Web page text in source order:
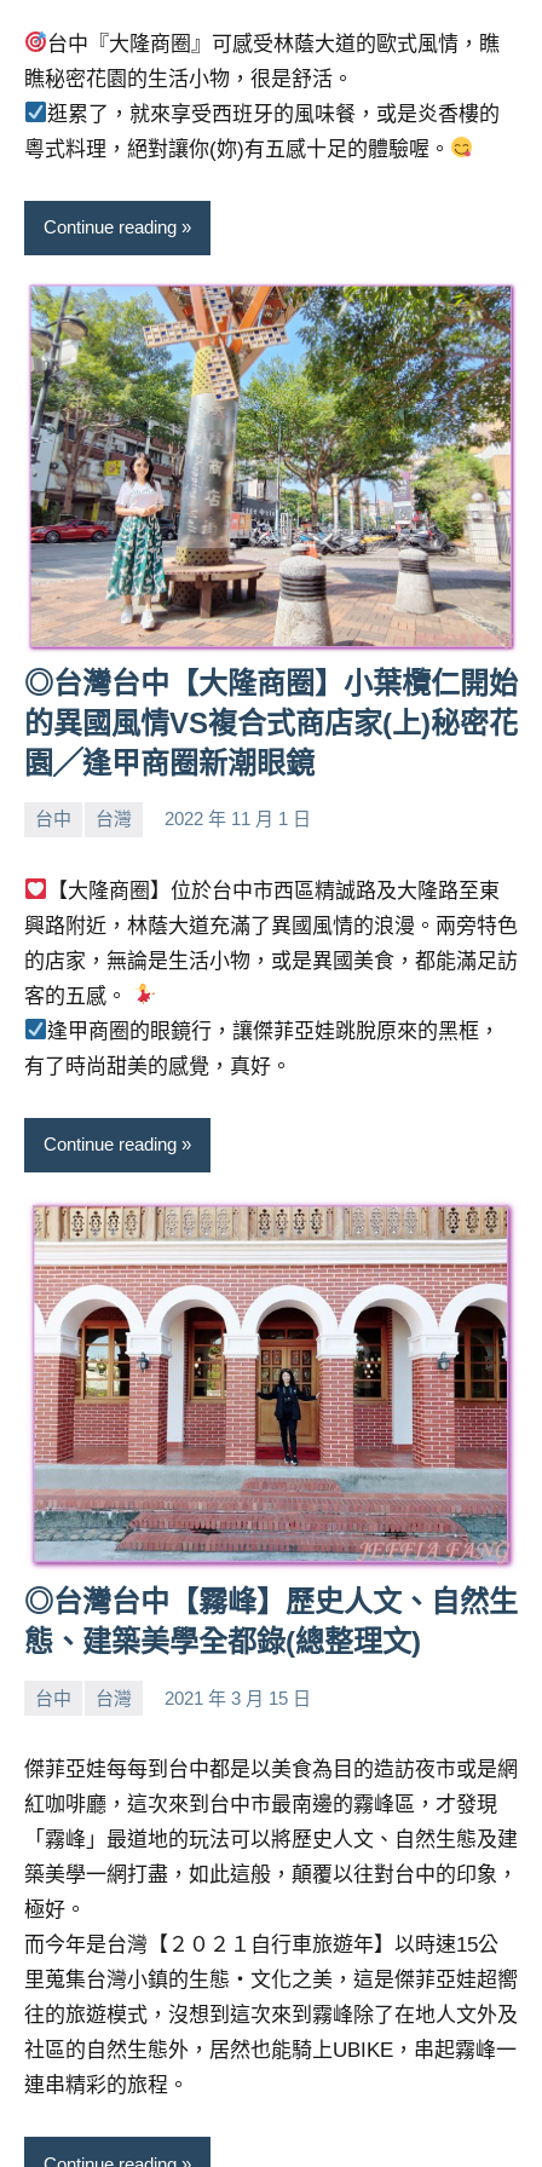
台中『大隆商圈』可感受林蔭大道的歐式風情，瞧
瞧秘密花園的生活小物，很是舒活。
逛累了，就來享受西班牙的風味餐，或是炎香樓的
粵式料理，絕對讓你(妳)有五感十足的體驗喔。
Continue reading
◎台灣台中【大隆商圈】小葉欖仁開始
的異國風情VS複合式商店家(上)秘密花
園╱逢甲商圈新潮眼鏡
台中 台灣 2022 年 11 月 1 日
小
No
【大隆商圈】位於台中市西區精誠路及大隆路至東
興路附近，林蔭大道充滿了異國風情的浪漫。兩旁特色
的店家，無論是生活小物，或是異國美食，都能滿足訪
客的五感。
逢甲商圈的眼鏡行，讓傑菲亞娃跳脫原來的黑框，
有了時尚甜美的感覺，真好。
Continue reading
◎台灣台中【霧峰】歷史人文、自然生
態、建築美學全都錄(總整理文)
台中 台灣 2021 年 3 月 15 日
小
No
傑菲亞娃每每到台中都是以美食為目的造訪夜市或是網
紅咖啡廳，這次來到台中市最南邊的霧峰區，才發現
「霧峰」最道地的玩法可以將歷史人文、自然生態及建
築美學一網打盡，如此這般，顛覆以往對台中的印象，
極好。
而今年是台灣【２０２１自行車旅遊年】以時速15公
里蒐集台灣小鎮的生態・文化之美，這是傑菲亞娃超嚮
往的旅遊模式，沒想到這次來到霧峰除了在地人文外及
社區的自然生態外，居然也能騎上UBIKE，串起霧峰一
連串精彩的旅程。